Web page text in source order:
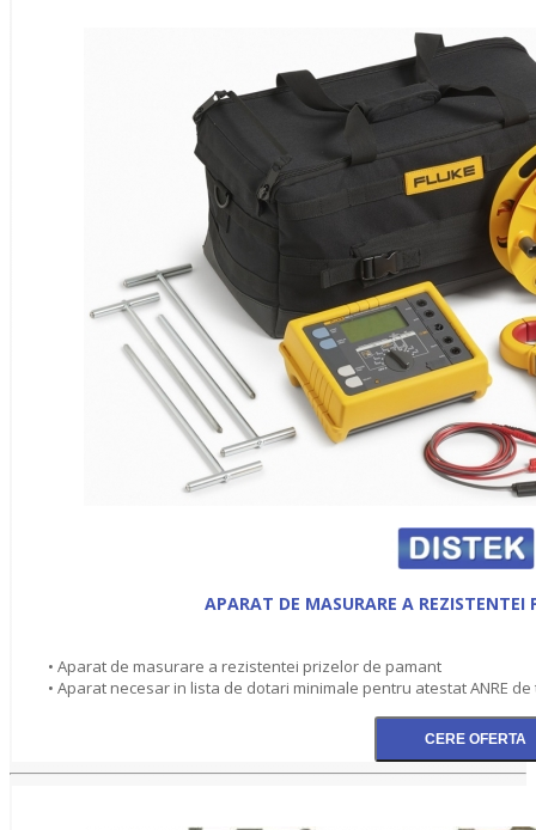
APARAT DE MASURARE A REZISTENTEI
• Aparat de masurare a rezistentei prizelor de pamant
• Aparat necesar in lista de dotari minimale pentru atestat ANRE de